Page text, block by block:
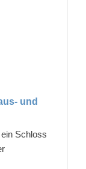
und
Schloss